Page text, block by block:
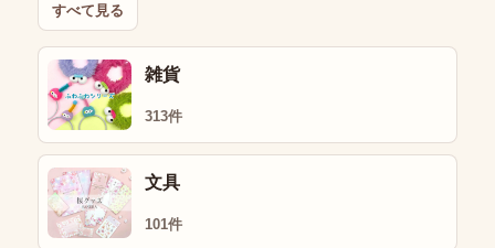
すべて見る
雑貨
313件
文具
101件